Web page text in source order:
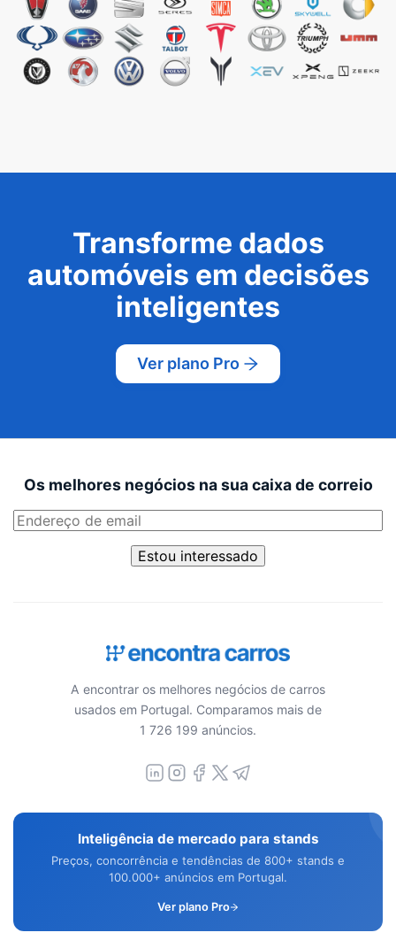
Transforme dados
automóveis em decisões
inteligentes
Ver plano Pro
Os melhores negócios na sua caixa de correio
Estou interessado
A encontrar os melhores negócios de carros
usados em Portugal. Comparamos mais de
1 726 199 anúncios.
Inteligência de mercado para stands
Preços, concorrência e tendências de 800+ stands e
100.000+ anúncios em Portugal.
Ver plano Pro